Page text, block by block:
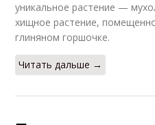
уникальное растение —
хищное растение,
глиняном горшочке.
Читать дальше →